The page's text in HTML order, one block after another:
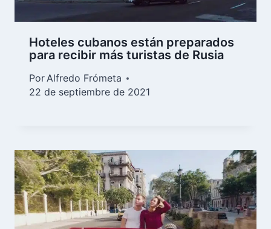
Hoteles cubanos están preparados
para recibir más turistas de Rusia
PorAlfredo Frómeta
22 de septiembre de 2021